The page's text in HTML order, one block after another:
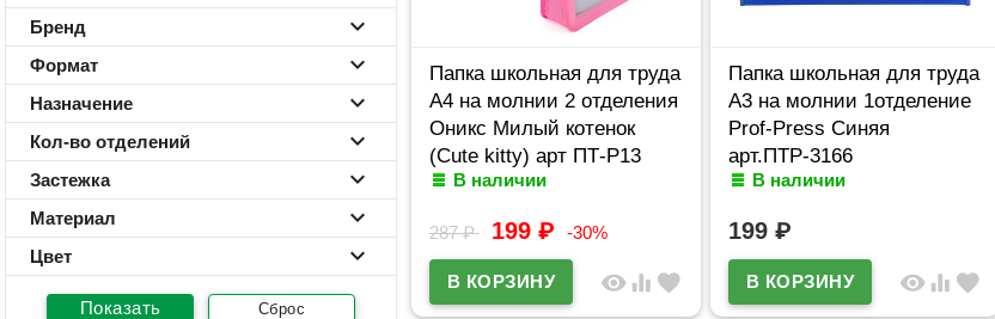
Бренд
Формат
Назначение
Кол-во отделений
Застежка
Материал
Цвет
Сброс
Папка школьная для труда
А4 на молнии 2 отделения
Оникс Милый котенок
(Cute kitty) арт ПТ-Р13
В наличии
287₽ 199 ₽ -30%
visibility equalizer favorite
Папка школьная для труда
А3 на молнии 1отделение
Prof-Press Синяя
арт.ПТР-3166
В наличии
199 ₽
visibility equalizer favorite